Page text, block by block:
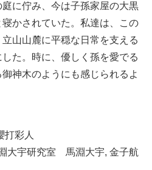
に佇み、今は子孫家屋の大黒
かされていた。私達は、この
山山麓に平穏な日常を支える
た。時に、優しく孫を愛でる
神木のようにも感じられるよ
打彩人
大宇研究室 馬淵大宇, 金子航